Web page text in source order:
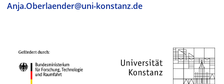
Anja.Oberlaender@uni-konstanz.de